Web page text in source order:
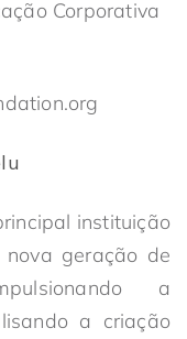
Corporativa
instituição
geração de
a
a criação